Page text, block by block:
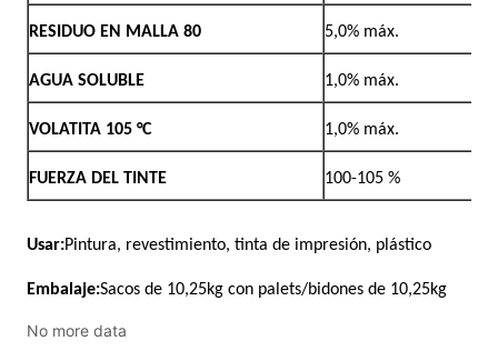
No more data